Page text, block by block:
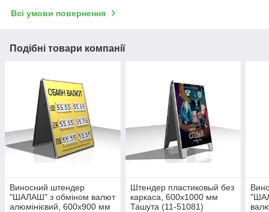
Всі умови повернення
Подібні товари компанії
Виносний штендер
"ШАЛАШ" з обміном валют
алюмінієвий, 600х900 мм
Штендер пластиковый без
каркаса, 600х1000 мм
Ташута (11-51081)